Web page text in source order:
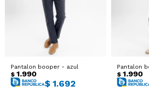
Pantalon booper - azul
$ 1.990
$ 1.692
Pantalon
$ 1.990